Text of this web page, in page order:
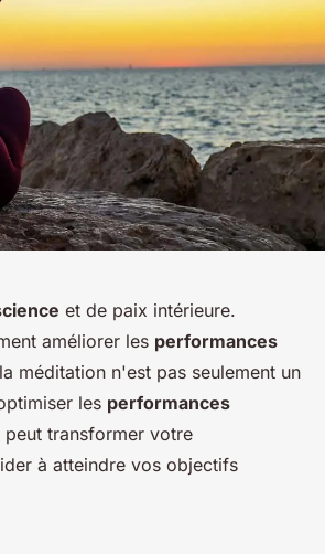
et de paix intérieure.
améliorer les performances
méditation n'est pas seulement un
les performances
peut transformer votre
à atteindre vos objectifs